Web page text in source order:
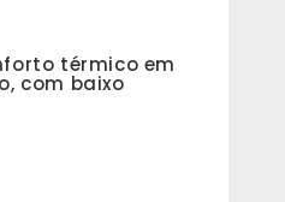
térmico em
com baixo